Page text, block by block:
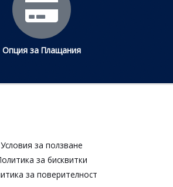
Опция за Плащания
Условия за ползване​
за бисквитки​
за поверителност​